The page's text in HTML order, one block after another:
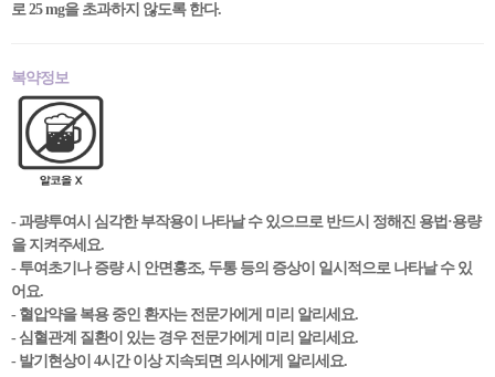
로 25 mg을 초과하지 않도록 한다.
복약정보
- 과량투여시 심각한 부작용이 나타날 수 있으므로 반드시 정해진 용법·용량
을 지켜주세요.
- 투여초기나 증량 시 안면홍조, 두통 등의 증상이 일시적으로 나타날 수 있
어요.
- 혈압약을 복용 중인 환자는 전문가에게 미리 알리세요.
- 심혈관계 질환이 있는 경우 전문가에게 미리 알리세요.
- 발기현상이 4시간 이상 지속되면 의사에게 알리세요.